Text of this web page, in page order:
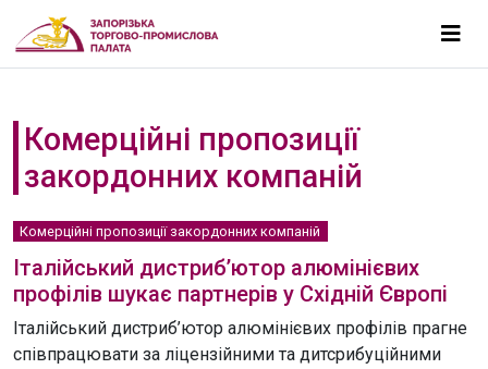
Комерційні пропозиції
закордонних компаній
Комерційні пропозиції закордонних компаній
Італійський дистриб’ютор алюмінієвих
профілів шукає партнерів у Східній Європі
Італійський дистриб’ютор алюмінієвих профілів прагне
співпрацювати за ліцензійними та дитсрибуційними